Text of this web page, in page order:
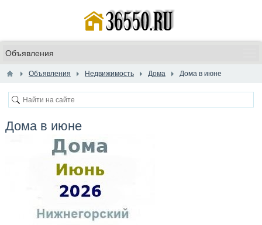
Объявления Недвижимость Дома Дома в июне
Дома в июне